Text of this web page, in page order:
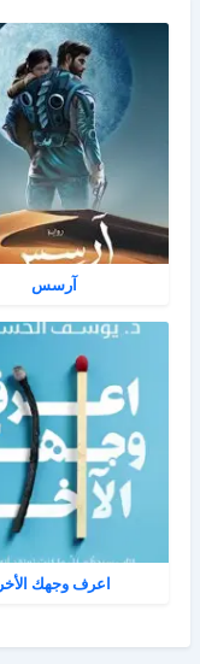
آرسس
اعرف وجهك الأخر